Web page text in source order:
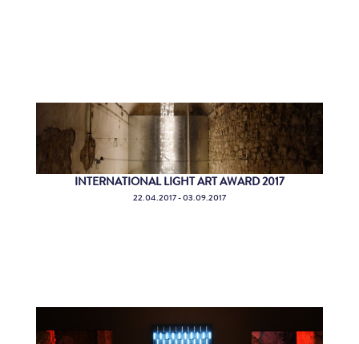
INTERNATIONAL LIGHT ART AWARD 2017
22.04.2017 - 03.09.2017